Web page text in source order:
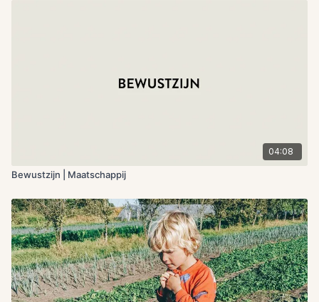
04:08
Bewustzijn | Maatschappij